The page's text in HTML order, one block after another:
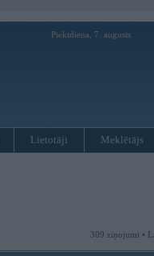
Piektdiena, 7. augusts
Lietotāji Meklētājs
309 ziņojumi •